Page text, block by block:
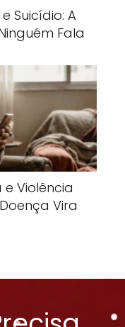
Suicídio: A
Fala
Violência
Vira